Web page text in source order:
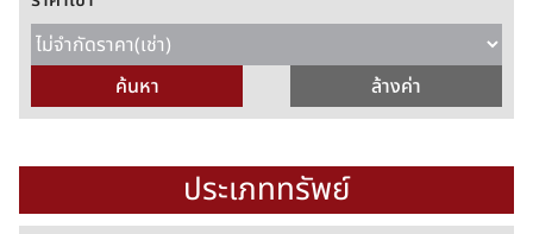
ประเภททรัพย์